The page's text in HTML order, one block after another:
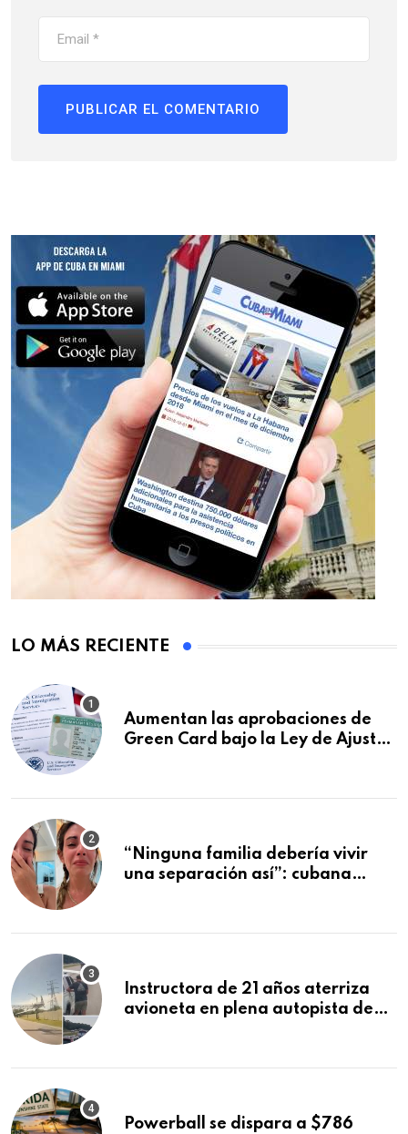
LO MÁS RECIENTE
Aumentan las aprobaciones de
Green Card bajo la Ley de Ajuste
“Ninguna familia debería vivir
una separación así”: cubana
Cancún
Instructora de 21 años aterriza
avioneta en plena autopista de
Powerball se dispara a $786